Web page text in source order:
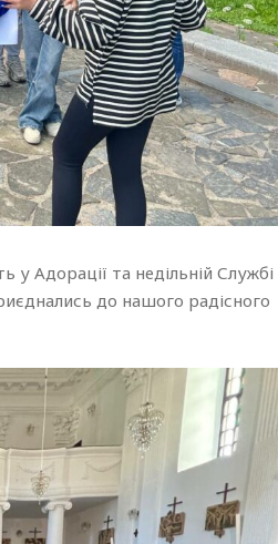
Адорації та недільній Службі
до нашого радісного